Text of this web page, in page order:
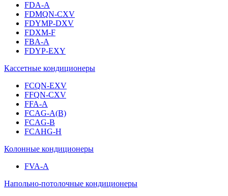
FDA-A
FDMQN-CXV
FDYMP-DXV
FDXM-F
FBA-A
FDYP-EXY
Кассетные кондиционеры
FCQN-EXV
FFQN-CXV
FFA-A
FCAG-A(B)
FCAG-B
FCAHG-H
Колонные кондиционеры
FVA-A
Напольно-потолочные кондиционеры